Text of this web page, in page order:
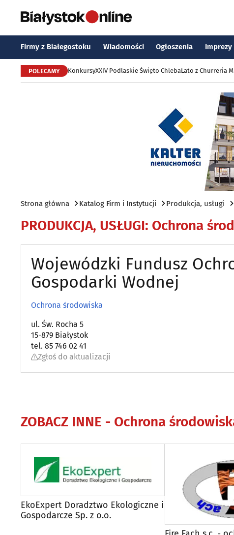
Firmy z Białegostoku Wiadomości Ogłoszenia Imprezy
POLECAMY KonkursyXXIV Podlaskie Święto ChlebaLato z Churreria
Strona główna Katalog Firm i Instytucji Produkcja, usługi
PRODUKCJA, USŁUGI: Ochrona
Wojewódzki Fundusz
Gospodarki Wodnej
Ochrona środowiska
ul. Św. Rocha 5
15-879 Białystok
tel. 85 746 02 41
Zgłoś do aktualizacji
ZOBACZ INNE - Ochrona
EkoExpert Doradztwo Ekologiczne i
Gospodarcze Sp. z o.o.